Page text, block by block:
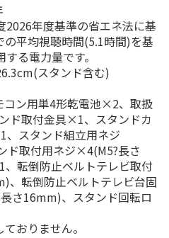
年度基準の省エネ法に基
平均視聴時間(5.1時間)を基
る電力量です。
スタンド含む)
ン用単4形乾電池×2、取扱
ド取付金具×1、スタンドカ
スタンド組立用ネジ
ド取付用ネジ×4(M5?長さ
転倒防止ベルトテレビ取付
転倒防止ベルトテレビ台固
さ16mm)、スタンド回転ロ
おりません。